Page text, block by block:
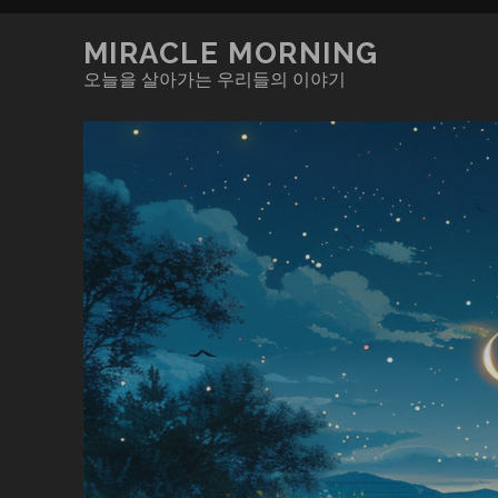
MIRACLE MORNING
오늘을 살아가는 우리들의 이야기